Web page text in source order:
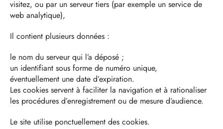
visitez, ou par un serveur tiers (par exemple un service de
web analytique),
Il contient plusieurs données :
le nom du serveur qui l’a déposé ;
un identifiant sous forme de numéro unique,
éventuellement une date d’expiration.
Les cookies servent à faciliter la navigation et à rationaliser
les procédures d’enregistrement ou de mesure d’audience.
Le site utilise ponctuellement des cookies.